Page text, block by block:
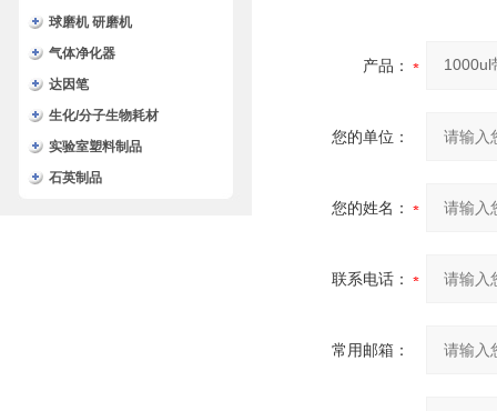
球磨机 研磨机
气体净化器
达因笔
生化/分子生物耗材
实验室塑料制品
石英制品
产品：
您的单位：
您的姓名：
联系电话：
常用邮箱：